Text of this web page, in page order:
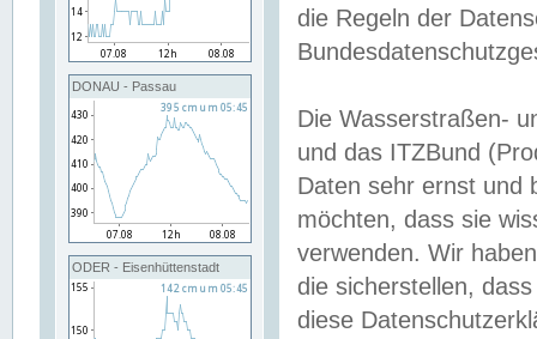
DONAU - Passau
ODER - Eisenhüttenstadt
die Regeln der
Die Wasserstraßen-
und das ITZBund
Daten sehr ernst und
möchten, dass sie
verwenden. Wir
die sicherstellen,
diese